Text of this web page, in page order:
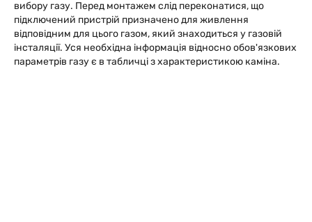
вибору газу. Перед монтажем слід переконатися, що
підключений пристрій призначено для живлення
відповідним для цього газом, який знаходиться у газовій
інсталяції. Уся необхідна інформація відносно обов'язкових
параметрів газу є в табличці з характеристикою каміна.